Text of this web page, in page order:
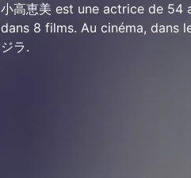
小高恵美 est une actrice de 54
dans 8 films. Au cinéma, dans
ジラ.